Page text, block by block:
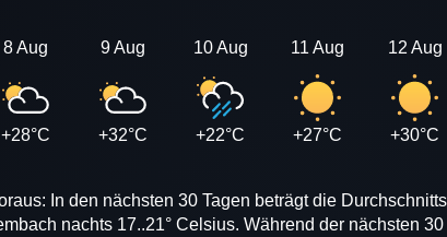
8 Aug
+28°C
9 Aug
+32°C
10 Aug
+22°C
11 Aug
+27°C
12 Aug
+30°C
In den nächsten 30 Tagen beträgt die
nachts 17..21° Celsius. Während der nächsten